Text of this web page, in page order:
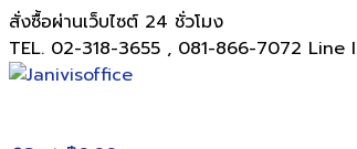
สั่งซื้อผ่านเว็บไซต์ 24 ชั่วโมง
TEL. 02-318-3655 , 081-866-7072 Line